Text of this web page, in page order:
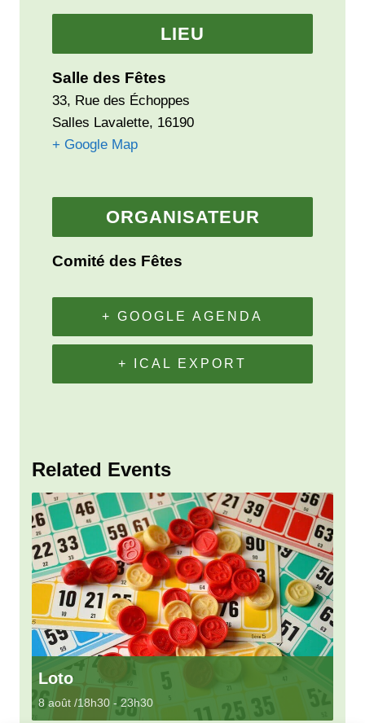
LIEU
Salle des Fêtes
33, Rue des Échoppes
Salles Lavalette, 16190
+ Google Map
ORGANISATEUR
Comité des Fêtes
+ GOOGLE AGENDA
+ ICAL EXPORT
Related Events
Loto
8 août /18h30 -23h30